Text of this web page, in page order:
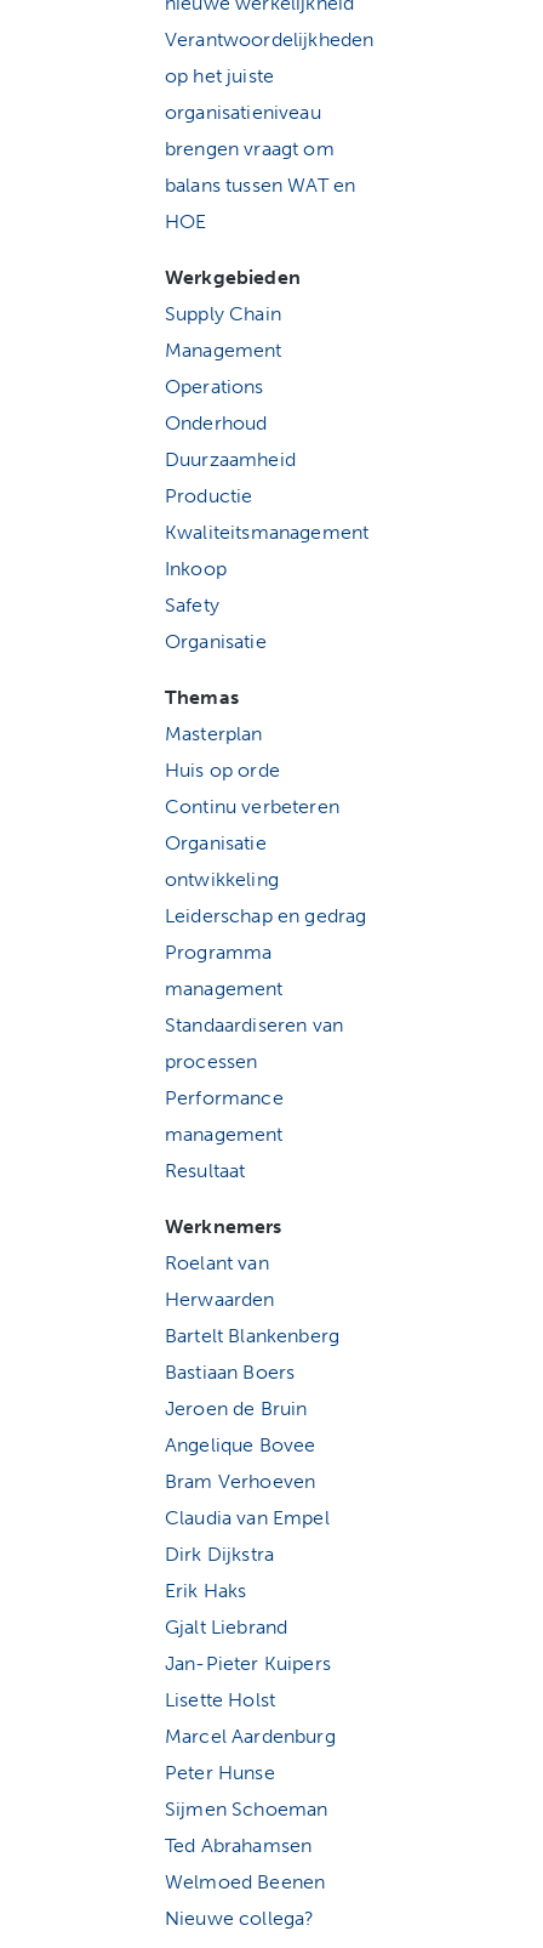
Verantwoordelijkheden
op het juiste
organisatieniveau
brengen vraagt om
balans tussen WAT en
HOE
Werkgebieden
Supply Chain
Management
Operations
Onderhoud
Duurzaamheid
Productie
Kwaliteitsmanagement
Inkoop
Safety
Organisatie
Themas
Masterplan
Huis op orde
Continu verbeteren
Organisatie
ontwikkeling
Leiderschap en gedrag
Programma
management
Standaardiseren van
processen
Performance
management
Resultaat
Werknemers
Roelant van
Herwaarden
Bartelt Blankenberg
Bastiaan Boers
Jeroen de Bruin
Angelique Bovee
Bram Verhoeven
Claudia van Empel
Dirk Dijkstra
Erik Haks
Gjalt Liebrand
Jan-Pieter Kuipers
Lisette Holst
Marcel Aardenburg
Peter Hunse
Sijmen Schoeman
Ted Abrahamsen
Welmoed Beenen
Nieuwe collega?